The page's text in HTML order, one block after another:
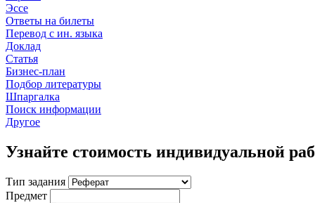
Эссе
Ответы на билеты
Перевод с ин. языка
Доклад
Статья
Бизнес-план
Подбор литературы
Шпаргалка
Поиск информации
Другое
Узнайте стоимость индивидуальной
Тип задания
Предмет